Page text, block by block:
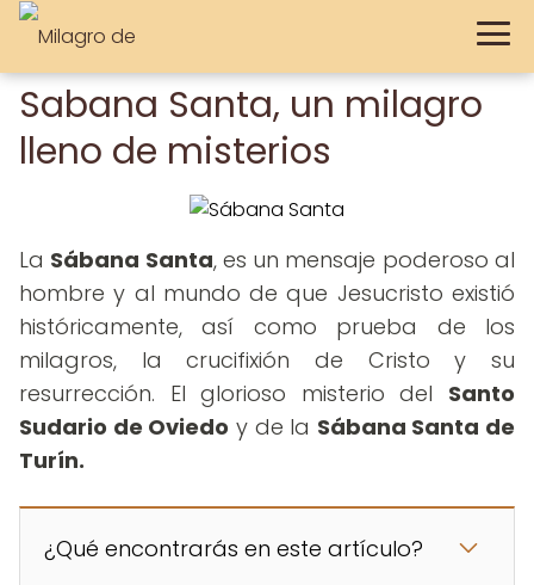
Sabana Santa, un milagro
lleno de misterios
La Sábana Santa, es un mensaje poderoso al
hombre y al mundo de que Jesucristo existió
históricamente, así como prueba de los
milagros, la crucifixión de Cristo y su
resurrección. El glorioso misterio del Santo
Sudario de Oviedo y de la Sábana Santa de
Turín.
¿Qué encontrarás en este artículo?